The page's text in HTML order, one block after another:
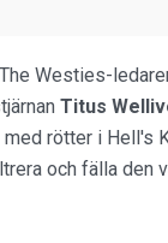
Westies-
Titus
med rötter i Hell's
och fälla den